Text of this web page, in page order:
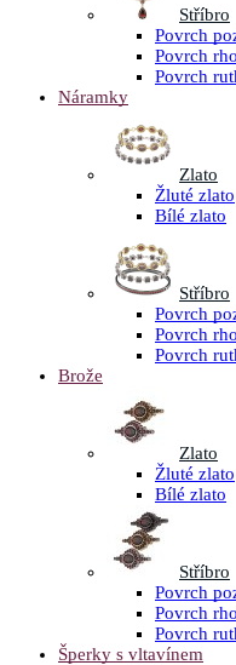
Stříbro
Povrch
Povrch
Povrch
Náramky
Zlato
Žluté zlato
Bílé zlato
Stříbro
Povrch
Povrch
Povrch
Brože
Zlato
Žluté zlato
Bílé zlato
Stříbro
Povrch
Povrch
Povrch
Šperky s vltavínem